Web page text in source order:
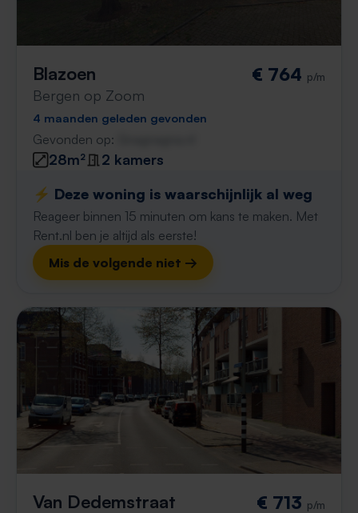
Blazoen
Bergen op Zoom
€ 764 p/m
4 maanden geleden gevonden
Gevonden op:
28m²
2 kamers
⚡️ Deze woning is waarschijnlijk al weg
Reageer binnen 15 minuten om kans te maken. Met
Rent.nl ben je altijd als eerste!
Mis de volgende niet →
Van Dedemstraat € 713 p/m